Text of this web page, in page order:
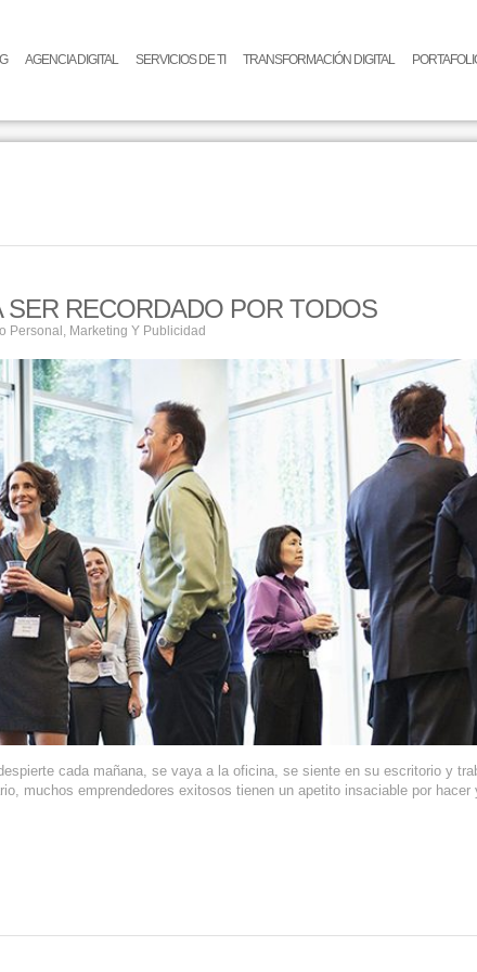
AGENCIA DIGITAL SERVICIOS DE TI TRANSFORMACIÓN DIGITAL
RECORDADO POR TODOS
Personal , Marketing Y Publicidad
cada mañana, se vaya a la oficina, se siente en su escritorio y
muchos emprendedores exitosos tienen un apetito insaciable por hacer